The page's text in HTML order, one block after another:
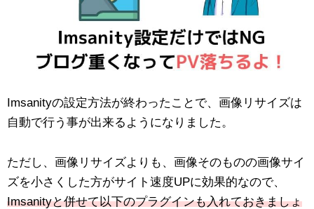
Imsanityの設定方法が終わったことで、画像リサイズは
自動で行う事が出来るようになりました。
ただし、画像リサイズよりも、画像そのものの画像サイ
ズを小さくした方がサイト速度UPに効果的なので、
Imsanityと併せて以下のプラグインも入れておきましょ